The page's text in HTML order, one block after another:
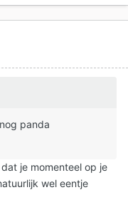
panda
je momenteel op je
wel eentje